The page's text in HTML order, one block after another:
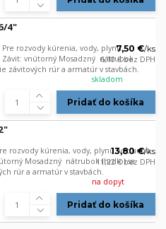
4"
rozvody kúrenia, vody, plynu,
vnútorný Mosadzný nátrubok
závitových rúr a armatúr v stavbách.
7,50 €/ks
6,10 €bez DPH
skladom
Pridať do košíka
rozvody kúrenia, vody, plynu, vzduchu
Mosadzný nátrubok (hrdlo) sa
rúr a armatúr v stavbách.
13,80 €/ks
11,22 €bez DPH
na dopyt
Pridať do košíka